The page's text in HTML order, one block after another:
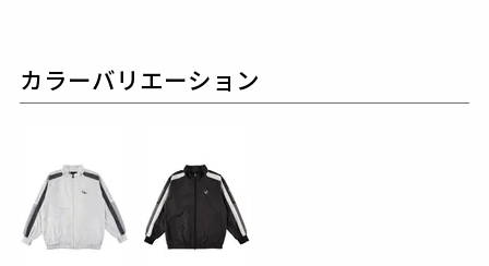
カラーバリエーション